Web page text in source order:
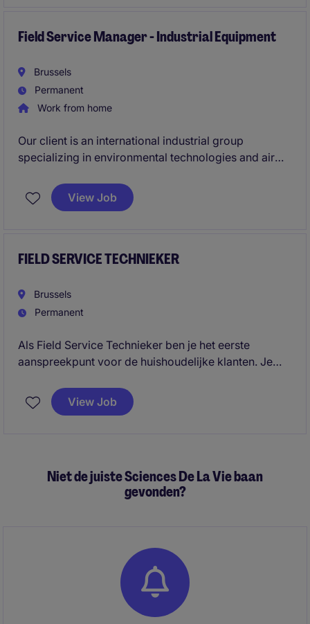
Field Service Manager - Industrial Equipment
Brussels
Permanent
Work from home
Our client is an international industrial group
specializing in environmental technologies and air
Manager to coordinate, structure, and develop
service activities across Belgium, ensuring
View Job
FIELD SERVICE TECHNIEKER
Brussels
Permanent
Als Field Service Technieker ben je het eerste
aanspreekpunt voor de huishoudelijke klanten. Je
service-ervaring en duidelijke communicatie. Je
draagt bij aan klanttevredenheid door een efficiënte
View Job
Niet de juiste Sciences De La Vie baan
gevonden?